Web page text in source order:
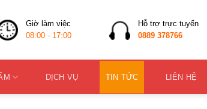
Giờ làm việc
08:00 - 17:00
Hỗ trợ trực tuyến
0889 378766
DỊCH VỤ TIN TỨC LIÊN HỆ